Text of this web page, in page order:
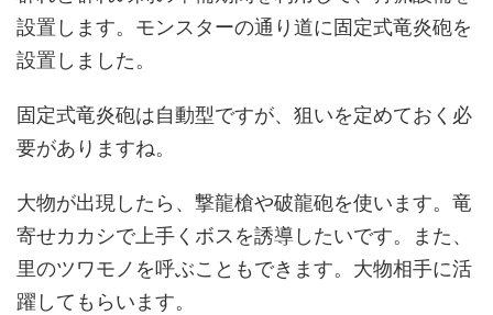
設置します。モンスターの通り道に固定式竜炎砲を
設置しました。
固定式竜炎砲は自動型ですが、狙いを定めておく必
要がありますね。
大物が出現したら、撃龍槍や破龍砲を使います。竜
寄せカカシで上手くボスを誘導したいです。また、
里のツワモノを呼ぶこともできます。大物相手に活
躍してもらいます。